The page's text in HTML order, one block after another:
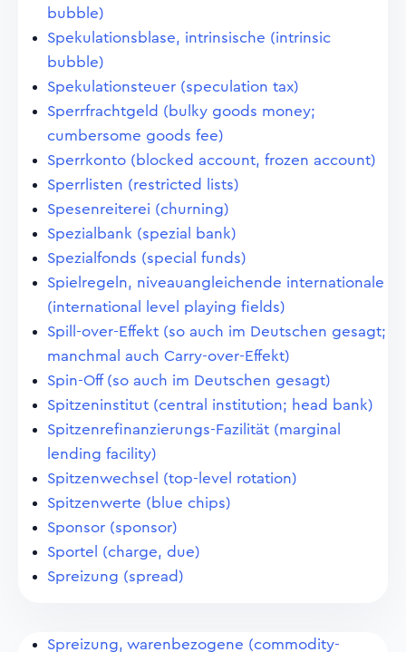
bubble)
Spekulationsblase, intrinsische (intrinsic
bubble)
Spekulationsteuer (speculation tax)
Sperrfrachtgeld (bulky goods money;
cumbersome goods fee)
Sperrkonto (blocked account, frozen account)
Sperrlisten (restricted lists)
Spesenreiterei (churning)
Spezialbank (spezial bank)
Spezialfonds (special funds)
Spielregeln, niveauangleichende internationale
(international level playing fields)
Spill-over-Effekt (so auch im Deutschen gesagt;
manchmal auch Carry-over-Effekt)
Spin-Off (so auch im Deutschen gesagt)
Spitzeninstitut (central institution; head bank)
Spitzenrefinanzierungs-Fazilität (marginal
lending facility)
Spitzenwechsel (top-level rotation)
Spitzenwerte (blue chips)
Sponsor (sponsor)
Sportel (charge, due)
Spreizung (spread)
Spreizung, warenbezogene (commodity-